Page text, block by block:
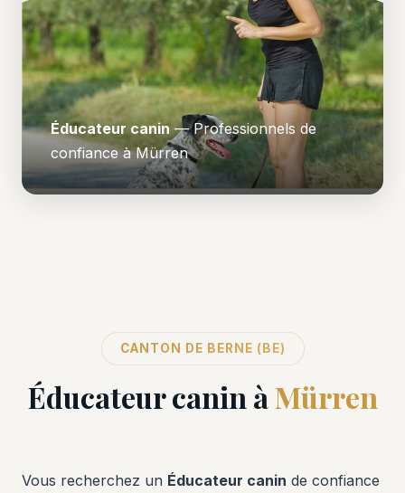
Éducateur canin — Professionnels de
confiance à Mürren
CANTON DE BERNE (BE)
Éducateur canin à Mürren
Vous recherchez un Éducateur canin de confiance